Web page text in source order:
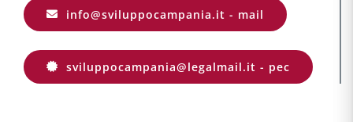
info@sviluppocampania.it - mail
sviluppocampania@legalmail.it - pec